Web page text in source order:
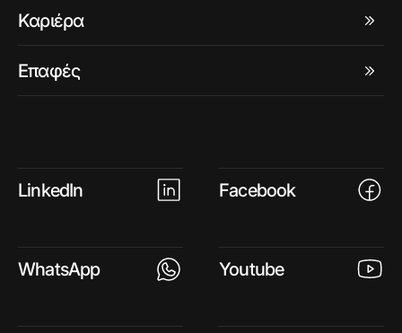
Καριέρα
Επαφές
LinkedIn Facebook
WhatsApp Youtube